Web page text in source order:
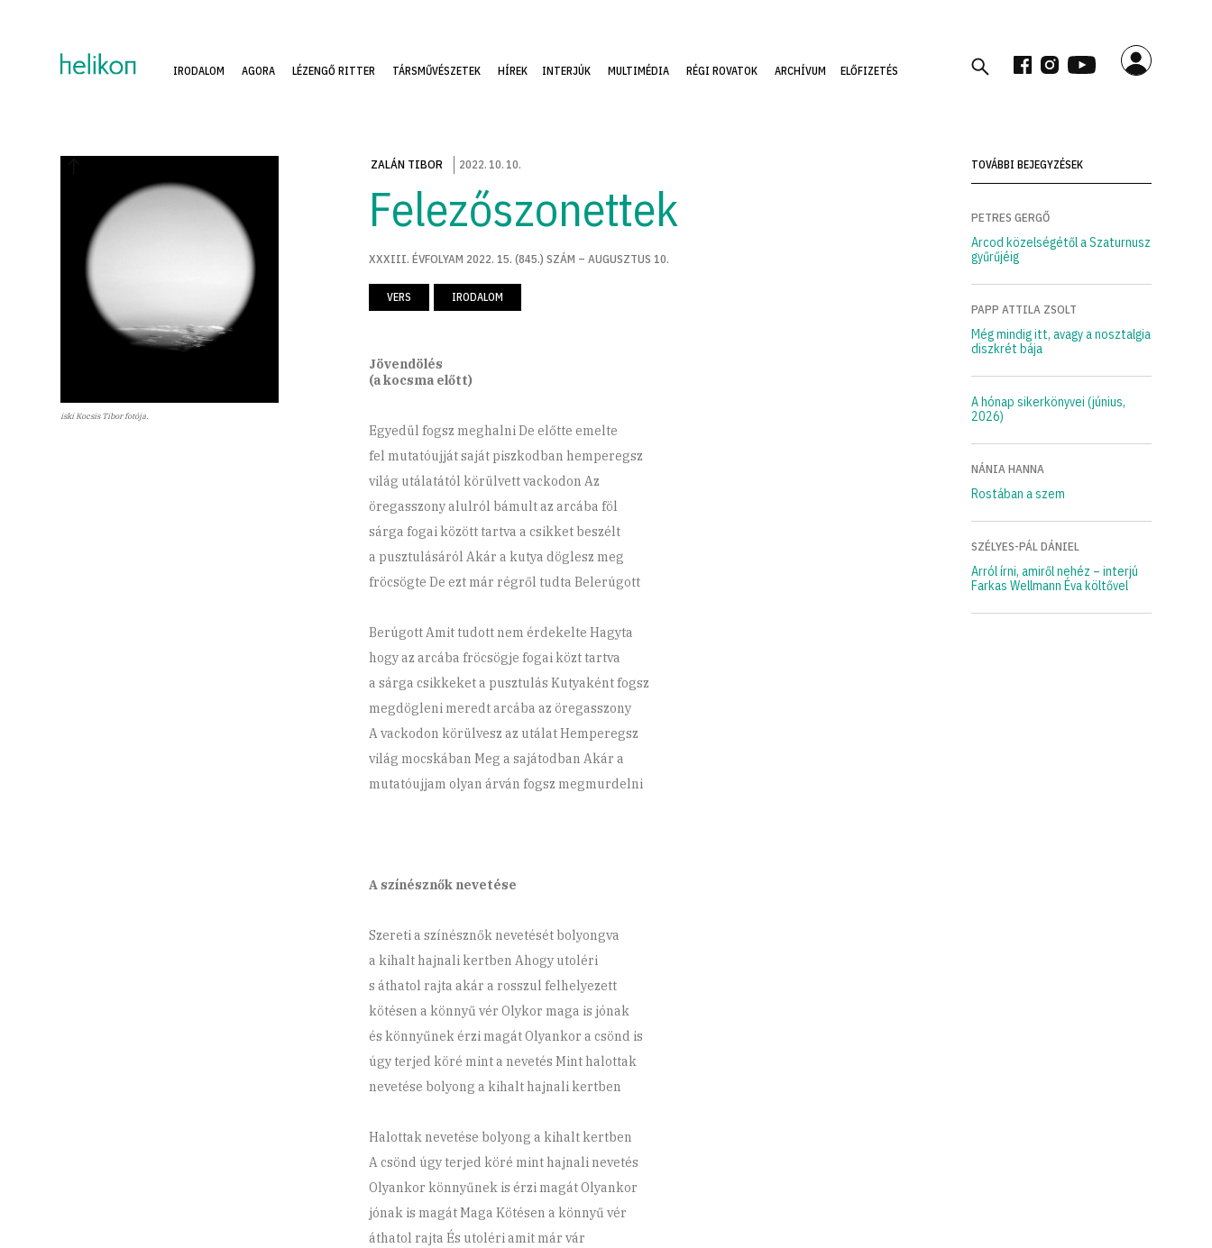
IRODALOM AGORA LÉZENGŐ RITTER TÁRSMŰVÉSZETEK HÍREK INTERJÚK MULTIMÉDIA RÉGI ROVATOK ARCHÍVUM ELŐFIZETÉS
iski Kocsis Tibor fotója.
ZALÁN TIBOR 2022. 10. 10.
Felezőszonettek
XXXIII. ÉVFOLYAM 2022. 15. (845.) SZÁM – AUGUSZTUS 10.
VERS IRODALOM
Jövendölés
(a kocsma előtt)
Egyedül fogsz meghalni De előtte emelte
fel mutatóujját saját piszkodban hemperegsz
világ utálatától körülvett vackodon Az
öregasszony alulról bámult az arcába föl
sárga fogai között tartva a csikket beszélt
a pusztulásáról Akár a kutya döglesz meg
fröcsögte De ezt már régről tudta Belerúgott
Berúgott Amit tudott nem érdekelte Hagyta
hogy az arcába fröcsögje fogai közt tartva
a sárga csikkeket a pusztulás Kutyaként fogsz
megdögleni meredt arcába az öregasszony
A vackodon körülvesz az utálat Hemperegsz
világ mocskában Meg a sajátodban Akár a
mutatóujjam olyan árván fogsz megmurdelni
A színésznők nevetése
Szereti a színésznők nevetését bolyongva
a kihalt hajnali kertben Ahogy utoléri
s áthatol rajta akár a rosszul felhelyezett
kötésen a könnyű vér Olykor maga is jónak
és könnyűnek érzi magát Olyankor a csönd is
úgy terjed köré mint a nevetés Mint halottak
nevetése bolyong a kihalt hajnali kertben
Halottak nevetése bolyong a kihalt kertben
A csönd úgy terjed köré mint hajnali nevetés
Olyankor könnyűnek is érzi magát Olyankor
jónak is magát Maga Kötésen a könnyű vér
áthatol rajta És utoléri amit már vár
TOVÁBBI BEJEGYZÉSEK
PETRES GERGŐ
Arcod közelségétől a Szaturnusz
gyűrűjéig
PAPP ATTILA ZSOLT
Még mindig itt, avagy a nosztalgia
diszkrét bája
A hónap sikerkönyvei (június,
2026)
NÁNIA HANNA
Rostában a szem
SZÉLYES-PÁL DÁNIEL
Arról írni, amiről nehéz – interjú
Farkas Wellmann Éva költővel